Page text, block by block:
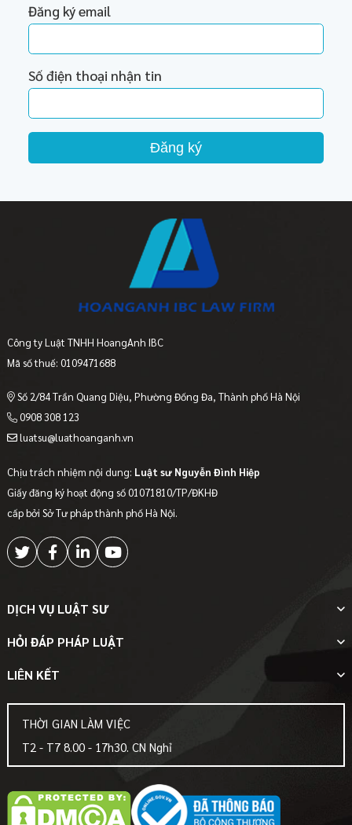
Đăng ký email
Số điện thoại nhận tin
Đăng ký
Công ty Luật TNHH HoangAnh IBC
Mã số thuế: 0109471688
Số 2/84 Trần Quang Diệu, Phường Đống Đa, Thành phố Hà Nội
0908 308 123
luatsu@luathoanganh.vn
Chịu trách nhiệm nội dung: Luật sư Nguyễn Đình Hiệp
Giấy đăng ký hoạt động số 01071810/TP/ĐKHĐ
cấp bởi Sở Tư pháp thành phố Hà Nội.
DỊCH VỤ LUẬT SƯ
HỎI ĐÁP PHÁP LUẬT
LIÊN KẾT
THỜI GIAN LÀM VIỆC
T2 - T7 8.00 - 17h30. CN Nghỉ